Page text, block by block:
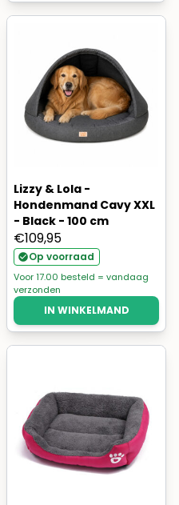
Lizzy & Lola -
Hondenmand Cavy XXL
- Black - 100 cm
€109,95
Op voorraad
Voor 17.00 besteld = vandaag
verzonden
IN WINKELMAND